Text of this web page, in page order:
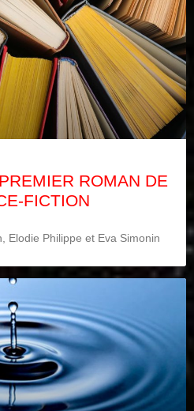
ROMAN DE
FICTION
Elodie Philippe et Eva Simonin